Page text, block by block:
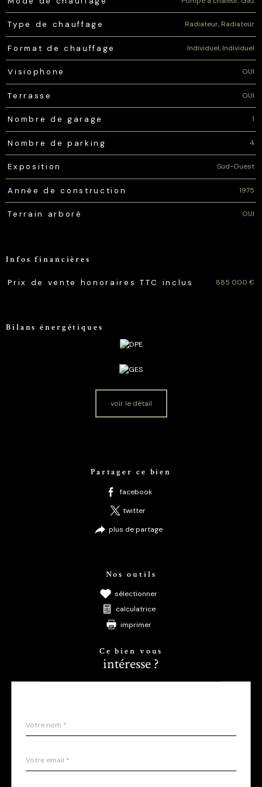
Type de chauffage Radiateur, Radiateur
Format de chauffage Individuel, Individuel
Visiophone OUI
Terrasse OUI
Nombre de garage 1
Nombre de parking 4
Exposition Sud-Ouest
Année de construction 1975
Terrain arboré OUI
Infos financières
Caractéristiques Valeurs
Prix de vente honoraires TTC inclus 885 000 €
Bilans énergétiques
voir le détail
Partager ce bien
facebook
twitter
plus de partage
Nos outils
sélectionner
calculatrice
imprimer
Ce bien vous
intéresse ?
par
*
*